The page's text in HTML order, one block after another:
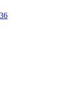
36